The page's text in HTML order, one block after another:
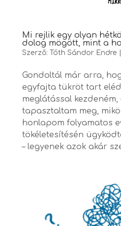
Mi rejlik egy olyan
dolog mögött, mint a
Szerző: Tóth Sándor Endre
Gondoltál már arra,
egyfajta tükröt tart
meglátással
tapasztaltam meg,
honlapom folyamatos
tökéletesítésén
– legyenek azok akár